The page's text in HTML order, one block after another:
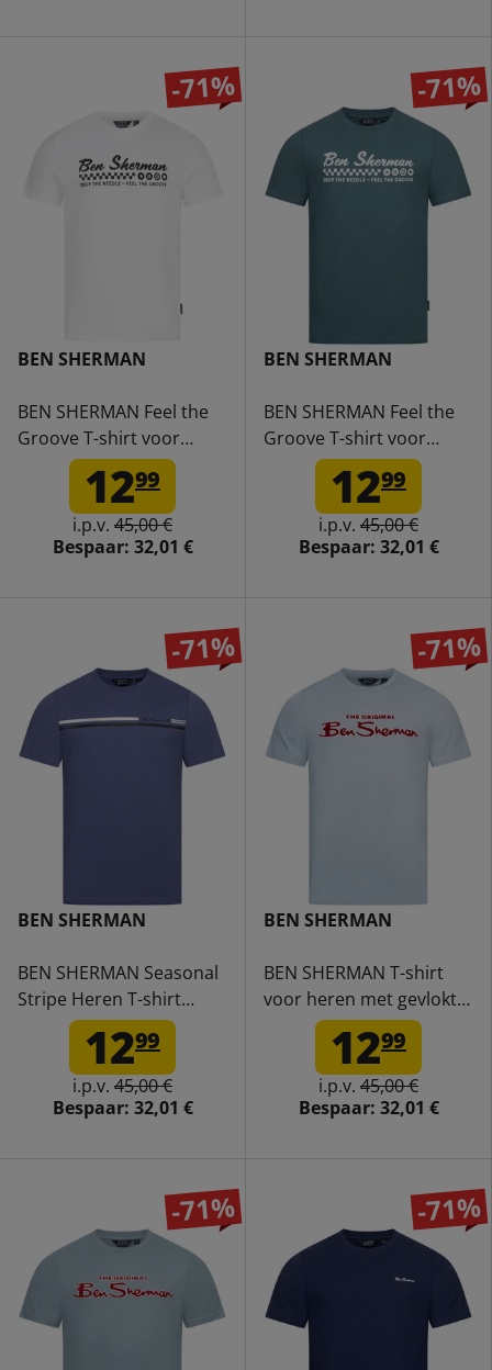
-71%
BEN SHERMAN
BEN SHERMAN Feel the
Groove T-shirt voor
heren 1012965-WHITE
1299
i.p.v. 45,00 €
Bespaar: 32,01 €
-71%
BEN SHERMAN
BEN SHERMAN Feel the
Groove T-shirt voor
heren 1012965-TEAL
1299
i.p.v. 45,00 €
Bespaar: 32,01 €
-71%
BEN SHERMAN
BEN SHERMAN Seasonal
Stripe Heren T-shirt
1012607N-RIVIERABLUE
1299
i.p.v. 45,00 €
Bespaar: 32,01 €
-71%
BEN SHERMAN
BEN SHERMAN T-shirt
voor heren met gevlokt
logo 0076268N-ICEBLUE
1299
i.p.v. 45,00 €
Bespaar: 32,01 €
-71% -71%